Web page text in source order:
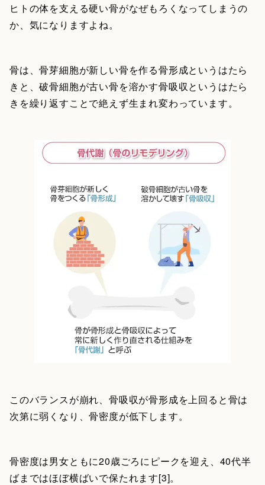
ヒトの体を支える硬い骨がなぜもろくなってしまうの
か、気になりますよね。
骨は、骨芽細胞が新しい骨を作る骨形成というはたら
きと、破骨細胞が古い骨を溶かす骨吸収というはたら
きを繰り返すことで絶えず生まれ変わっています。
このバランスが崩れ、骨吸収が骨形成を上回ると骨は
次第に弱くなり、骨密度が低下します。
骨密度は男女ともに20歳ごろにピークを迎え、40代半
ばまではほぼ横ばいで保たれます[3]。